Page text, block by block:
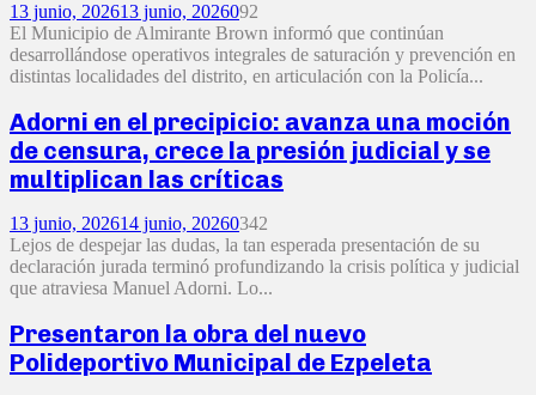
13 junio, 202613 junio, 2026092
El Municipio de Almirante Brown informó que continúan
desarrollándose operativos integrales de saturación y prevención en
distintas localidades del distrito, en articulación con la Policía...
Adorni en el precipicio: avanza una moción
de censura, crece la presión judicial y se
multiplican las críticas
13 junio, 202614 junio, 20260342
Lejos de despejar las dudas, la tan esperada presentación de su
declaración jurada terminó profundizando la crisis política y judicial
que atraviesa Manuel Adorni. Lo...
Presentaron la obra del nuevo
Polideportivo Municipal de Ezpeleta